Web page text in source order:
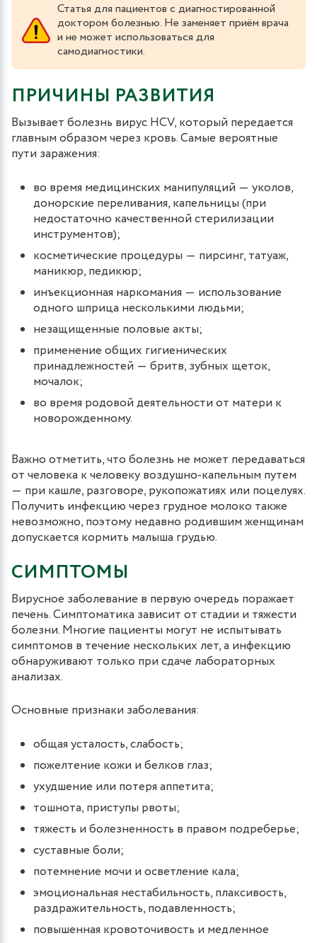
Статья для пациентов с диагностированной
доктором болезнью. Не заменяет приём врача
и не может использоваться для
самодиагностики.
ПРИЧИНЫ РАЗВИТИЯ
Вызывает болезнь вирус HCV, который передается
главным образом через кровь. Самые вероятные
пути заражения:
во время медицинских манипуляций ― уколов,
донорские переливания, капельницы (при
недостаточно качественной стерилизации
инструментов);
косметические процедуры ― пирсинг, татуаж,
маникюр, педикюр;
инъекционная наркомания ― использование
одного шприца несколькими людьми;
незащищенные половые акты;
применение общих гигиенических
принадлежностей ― бритв, зубных щеток,
мочалок;
во время родовой деятельности от матери к
новорожденному.
Важно отметить, что болезнь не может передаваться
от человека к человеку воздушно-капельным путем
― при кашле, разговоре, рукопожатиях или поцелуях.
Получить инфекцию через грудное молоко также
невозможно, поэтому недавно родившим женщинам
допускается кормить малыша грудью.
СИМПТОМЫ
Вирусное заболевание в первую очередь поражает
печень. Симптоматика зависит от стадии и тяжести
болезни. Многие пациенты могут не испытывать
симптомов в течение нескольких лет, а инфекцию
обнаруживают только при сдаче лабораторных
анализах.
Основные признаки заболевания:
общая усталость, слабость;
пожелтение кожи и белков глаз;
ухудшение или потеря аппетита;
тошнота, приступы рвоты;
тяжесть и болезненность в правом подреберье;
суставные боли;
потемнение мочи и осветление кала;
эмоциональная нестабильность, плаксивость,
раздражительность, подавленность;
повышенная кровоточивость и медленное